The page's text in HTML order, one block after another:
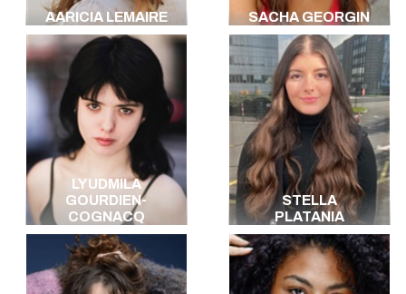
AARICIA LEMAIRE SACHA GEORGIN
LYUDMILA
GOURDIEN-
COGNACQ
STELLA
PLATANIA